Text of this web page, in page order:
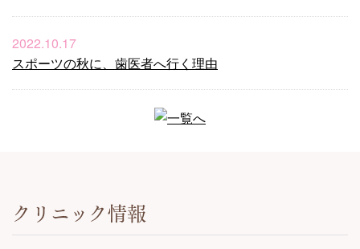
2022.10.17
スポーツの秋に、歯医者へ行く理由
クリニック情報